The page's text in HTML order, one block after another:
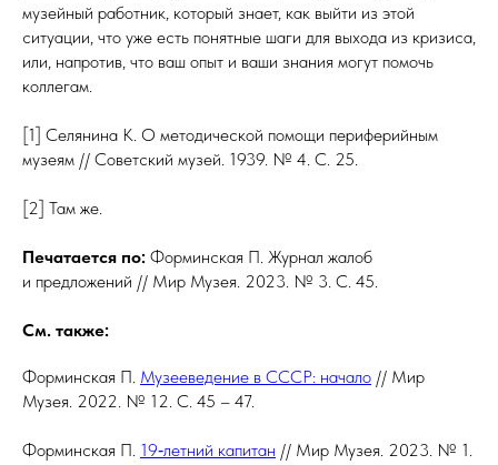
музейный работник, который знает, как выйти из этой
ситуации, что уже есть понятные шаги для выхода из кризиса,
или, напротив, что ваш опыт и ваши знания могут помочь
коллегам.
[1] Селянина К. О методической помощи периферийным
музеям // Советский музей. 1939. № 4. С. 25.
[2] Там же.
Печатается по: Форминская П. Журнал жалоб
и предложений // Мир Музея. 2023. № 3. С. 45.
См. также:
Форминская П. Музееведение в СССР: начало // Мир
Музея. 2022. № 12. С. 45 – 47.
Форминская П. 19‑летний капитан // Мир Музея. 2023. № 1.